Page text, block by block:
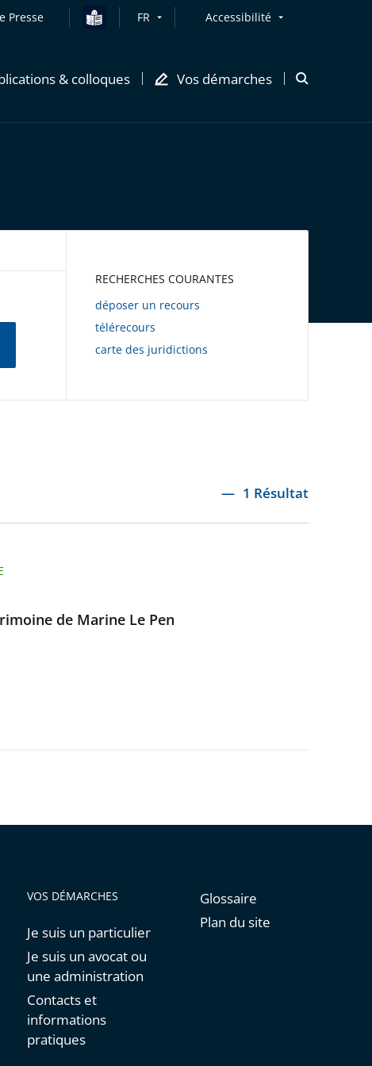
Presse FR Accessibilité
& colloques Vos démarches
Ouvrir
RECHERCHES COURANTES
déposer un recours
télérecours
carte des juridictions
1 Résultat
de Marine Le Pen
VOS DÉMARCHES
Je suis un particulier
Je suis un avocat ou
une administration
Contacts et
informations
pratiques
Glossaire
Plan du site